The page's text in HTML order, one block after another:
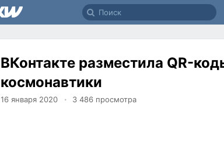
ВКонтакте разместила QR-
космонавтики
16 января 2020 3 486 просмотра